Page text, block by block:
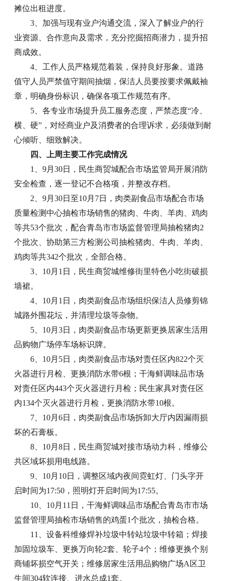
摊位出租进度。
3、加强与现有业户沟通交流，深入了解业户的行
业资源、合作意向及需求，充分挖掘招商潜力，提升招
商成效。
4、工作人员严格规范着装，保持良好形象。道路
值守人员严禁值守期间抽烟，保洁人员要按要求佩戴袖
章，明确身份标识，确保各项工作规范有序。
5、各专业市场提升员工服务态度，严禁态度“冷、
横、硬”，对经商业户及消费者的合理诉求，必须做到耐
心倾听、细致解决。
四、上周主要工作完成情况
1、9月30日，民生商贸城配合市场监管局开展消防
安全检查，逐一登记不合格项，并整改存档。
2、9月30日至10月7日，肉类副食品市场配合市场
质量检测中心抽检市场销售的猪肉、牛肉、羊肉、鸡肉
等共53个批次，配合青岛市市场监督管理局抽检猪肉2
个批次、协助第三方检测公司抽检猪肉、牛肉、羊肉、
鸡肉等共342个批次，全部合格。
3、10月1日，民生商贸城维修街里特色小吃街破损
墙裙。
4、10月1日，肉类副食品市场组织保洁人员修剪锦
城路外围花坛，并清理垃圾等杂物。
5、10月3日，肉类副食品市场更新更换居家生活用
品购物广场停车场标识牌。
6、10月5日，肉类副食品市场对责任区内822个灭
火器进行月检、更换消防水带6根；干海鲜调味品市场
对责任区内443个灭火器进行月检；民生家具对责任区
内134个灭火器进行月检，更换消防水带10根。
7、10月6日，肉类副食品市场拆卸大厅内因漏雨损
坏的石膏板。
8、10月8日，民生商贸城对接市场动力科，维修公
共区域坏损用电线路。
9、10月10日，调整区域内夜间霓虹灯、门头字开
启时间为17:50，照明灯开启时间为17:55。
10、10月11日，干海鲜调味品市场配合青岛市市场
监督管理局抽检市场销售的鸡蛋1个批次，抽检合格。
11、设备科维修焊补垃圾中转站垃圾中转箱；焊接
加固垃圾车、更换万向轮2套、轮子4个；维修更换个别
商铺坏损空气开关；维修居家生活用品购物广场A区卫
生间304软连接、进水总成1套。